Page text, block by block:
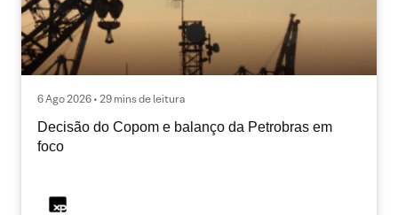
6 Ago 2026 • 29 mins de leitura
Decisão do Copom e balanço da Petrobras em
foco